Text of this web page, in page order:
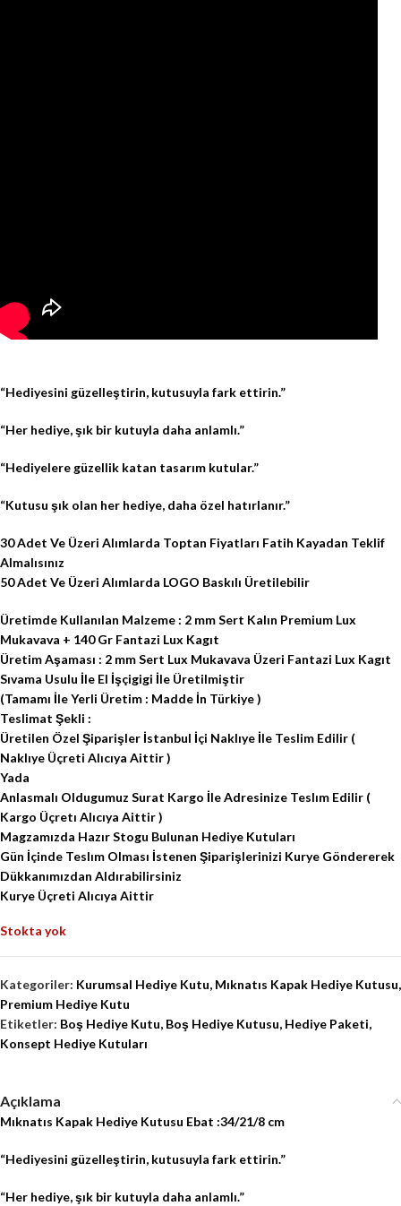
“Hediyesini güzelleştirin, kutusuyla fark ettirin.”
“Her hediye, şık bir kutuyla daha anlamlı.”
“Hediyelere güzellik katan tasarım kutular.”
“Kutusu şık olan her hediye, daha özel hatırlanır.”
30 Adet Ve Üzeri Alımlarda Toptan Fiyatları Fatih Kayadan Teklif
Almalısınız
50 Adet Ve Üzeri Alımlarda LOGO Baskılı Üretilebilir
Üretimde Kullanılan Malzeme : 2 mm Sert Kalın Premium Lux
Mukavava + 140 Gr Fantazi Lux Kagıt
Üretim Aşaması : 2 mm Sert Lux Mukavava Üzeri Fantazi Lux Kagıt
Sıvama Usulu İle El İşçigigi İle Üretilmiştir
(Tamamı İle Yerli Üretim : Madde İn Türkiye )
Teslimat Şekli :
Üretilen Özel Şiparişler İstanbul İçi Naklıye İle Teslim Edilir (
Naklıye Üçreti Alıcıya Aittir )
Yada
Anlasmalı Oldugumuz Surat Kargo İle Adresinize Teslım Edilir (
Kargo Üçretı Alıcıya Aittir )
Magzamızda Hazır Stogu Bulunan Hediye Kutuları
Gün İçinde Teslım Olması İstenen Şiparişlerinizi Kurye Göndererek
Dükkanımızdan Aldırabilirsiniz
Kurye Üçreti Alıcıya Aittir
Stokta yok
Kategoriler: Kurumsal Hediye Kutu, Mıknatıs Kapak Hediye Kutusu,
Premium Hediye Kutu
Etiketler: Boş Hediye Kutu, Boş Hediye Kutusu, Hediye Paketi,
Konsept Hediye Kutuları
Açıklama
Mıknatıs Kapak Hediye Kutusu Ebat :34/21/8 cm
“Hediyesini güzelleştirin, kutusuyla fark ettirin.”
“Her hediye, şık bir kutuyla daha anlamlı.”